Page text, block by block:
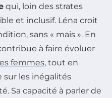
qui, loin des strates
et inclusif. Léna croit
sans « mais ». En
à faire évoluer
femmes, tout en
les inégalités
Sa capacité à parler de